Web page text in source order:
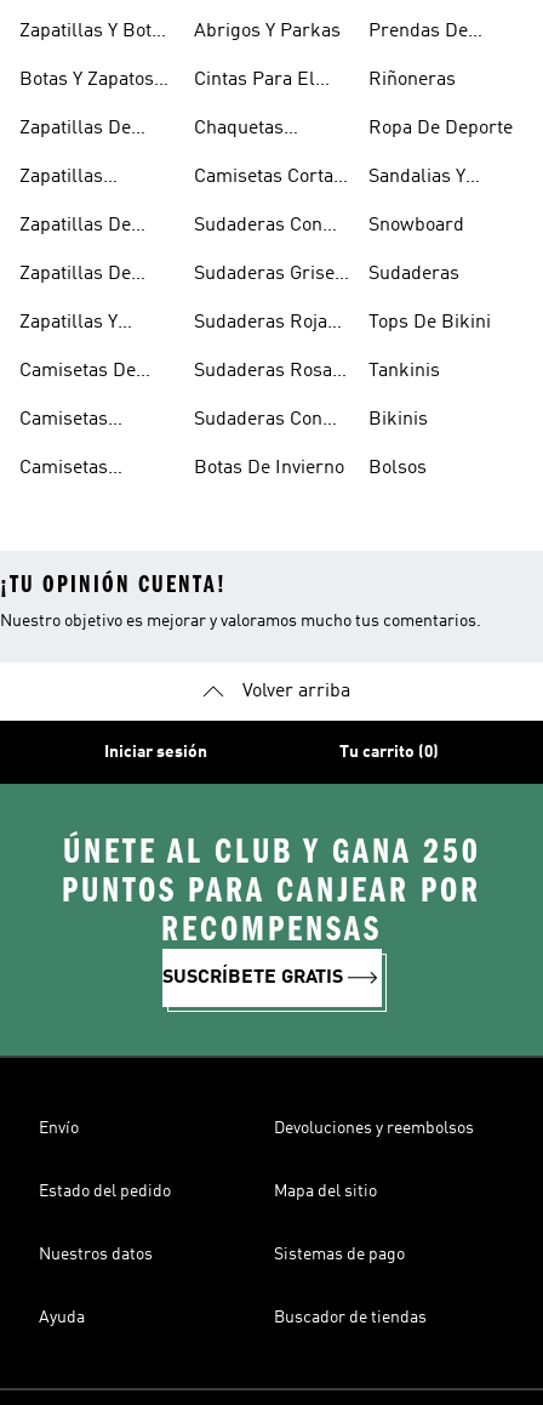
Doradas
Zapatillas Y Botas
Botas Y Zapatos
Zapatillas De
Zapatillas
Zapatillas De
Zapatillas De
Zapatillas Y
Camisetas De
Camisetas
Camisetas
Abrigos Y Parkas
Cintas Para El
Chaquetas
Camisetas Cortas
Sudaderas Con
Sudaderas Grises
Sudaderas Rojas
Sudaderas Rosas
Sudaderas Con
Botas De Invierno
Prendas De
Riñoneras
Ropa De Deporte
Sandalias Y
Snowboard
Sudaderas
Tops De Bikini
Tankinis
Bikinis
Bolsos
¡TU OPINIÓN CUENTA!
Nuestro objetivo es mejorar y valoramos mucho tus comentarios.
Volver arriba
Iniciar sesión Tu carrito (0)
ÚNETE AL CLUB Y GANA 250
PUNTOS PARA CANJEAR POR
RECOMPENSAS
SUSCRÍBETE GRATIS
Envío Devoluciones y reembolsos
Estado del pedido Mapa del sitio
Nuestros datos Sistemas de pago
Ayuda Buscador de tiendas